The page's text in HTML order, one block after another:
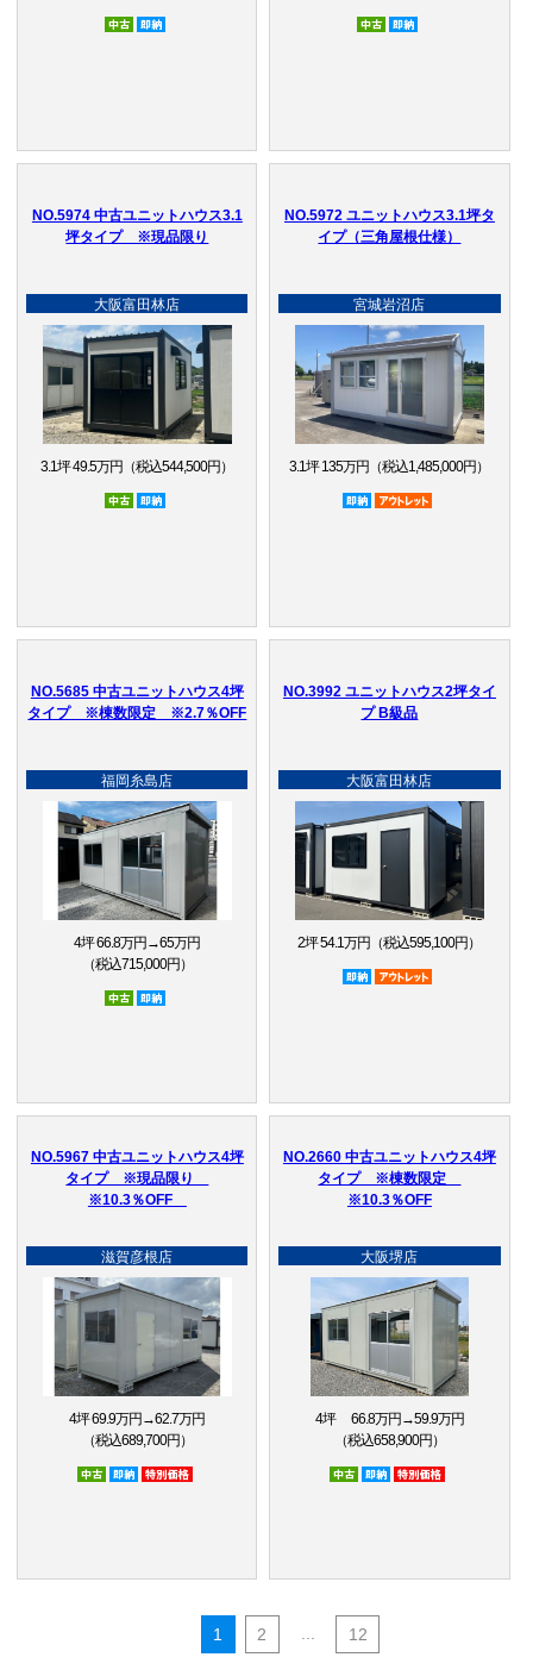
中古
中古
NO.5974 中古ユニットハウス3.1
坪タイプ ※現品限り
大阪富田林店
3.1坪 49.5万円（税込544,500円）
中古
NO.5972 ユニットハウス3.1坪タ
イプ（三角屋根仕様）
宮城岩沼店
3.1坪 135万円（税込1,485,000円）
即納品
NO.5685 中古ユニットハウス4坪
タイプ ※棟数限定 ※2.7％OFF
福岡糸島店
4坪 66.8万円→65万円
（税込715,000円）
中古
NO.3992 ユニットハウス2坪タイ
プ B級品
大阪富田林店
2坪 54.1万円（税込595,100円）
即納品
NO.5967 中古ユニットハウス4坪
タイプ ※現品限り
※10.3％OFF
滋賀彦根店
4坪 69.9万円→62.7万円
（税込689,700円）
中古 即納品
NO.2660 中古ユニットハウス4坪
タイプ ※棟数限定
※10.3％OFF
大阪堺店
4坪 66.8万円→59.9万円
（税込658,900円）
中古 即納品
1 2 ... 12